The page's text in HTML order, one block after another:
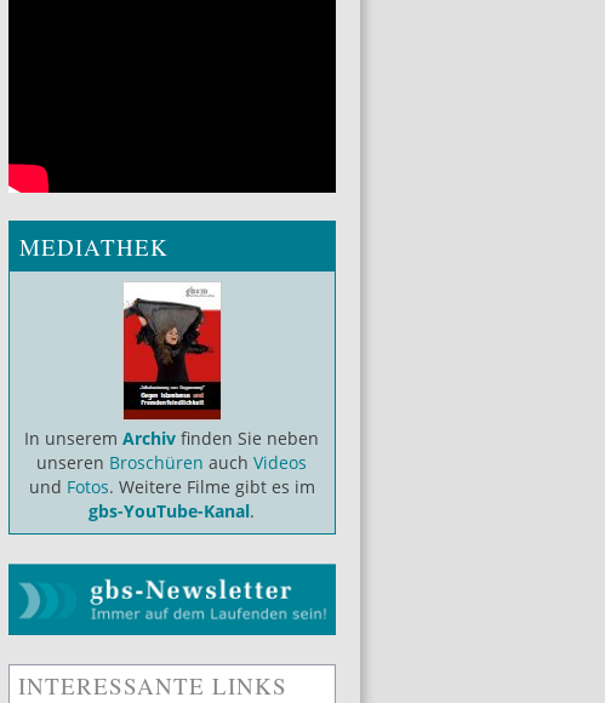
MEDIATHEK
In unseremArchiv finden Sie neben
unseren Broschüren auch Videos
und Fotos. Weitere Filme gibt es im
gbs-YouTube-Kanal.
INTERESSANTE LINKS